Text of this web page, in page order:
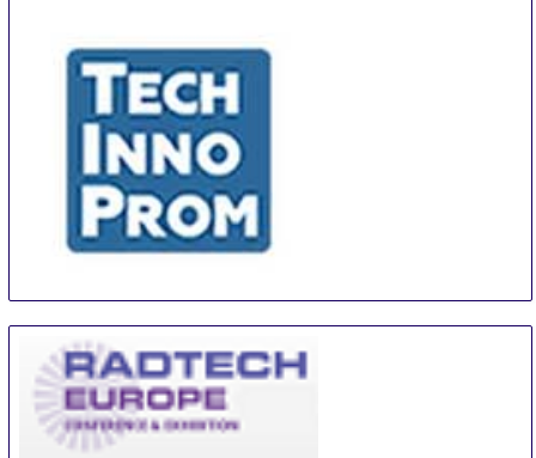
-2 Oct
Minsk
Belarus